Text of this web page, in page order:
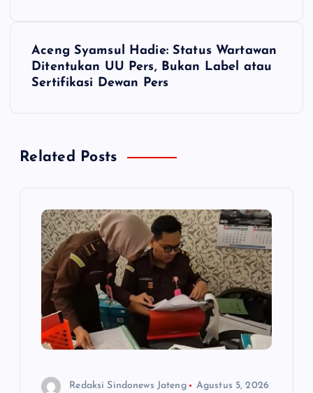
s
Aceng Syamsul Hadie: Status Wartawan
Ditentukan UU Pers, Bukan Label atau
Sertifikasi Dewan Pers
Related Posts
Redaksi Sindonews Jateng Agustus 5, 2026